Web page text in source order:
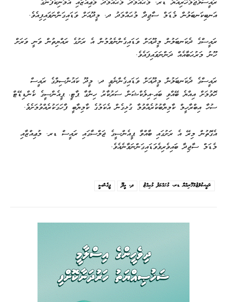
ރައީސުލްޖުމްހޫރިއްޔާ ޑރ. މުޙައްމަދު މުޙައްމަދު މުޢިއްޒާއި އެމަނިކުފާނުގެ
އަނބިކަނބަލުން މެޑަމް ސާޖިދާ މުޙައްމަދު ދ. މީދޫއަށް ވަޑައިގަންނަވައިފިއެވެ.
ރައީސްގެ ދެކަނބަލުން މީދޫއަށް ވަޑައިގެންނެވުމުން އެ ރަށުގެ ރައްޔިތުން ވަނީ ވަރަށް
ހޫނު މަރުޙަބާއެއް ދަންނަވައިފައެވެ.
ރައީސްގެ ދެކަނބަލުން މީދޫއަށް ވަޑައިގެންނެވީ ދ. މީދޫ ކައުންސިލްގެ ރައީސް
ހޮވުމަށް އިއްޔެ ބޭއްވި ބައި-އިލެކްޝަން ސަރުކާރު ހިންގާ ޕާޓީ، ޕީއެންސީގެ ކެންޑިޑޭޓް
ސުހާ އިބްރާހީމް ކާމިޔާބުކުރެއްވުމާ ގުޅިގެން އެކަމުގެ ކާމިޔާބީ ފާހަގަކުރެއްވުމަށެވެ.
އެގޮތުން މިރޭ އެ ރަށުގައި ބާއްވާ ޕީއެންސީގެ ޖަލްސާގައި ރައީސް ޑރ. މުޢިއްޒާއި
މެޑަމް ސާޖިދާ ބައިވެރިވެވަޑައިގަންނަވާނެއެވެ.
ރައީސުލްޖުމްހޫރިއްޔާ ޑރ. މުޙައްމަދު މުޢިއްޒު ދ. މީދޫ ޕީއެންސީ